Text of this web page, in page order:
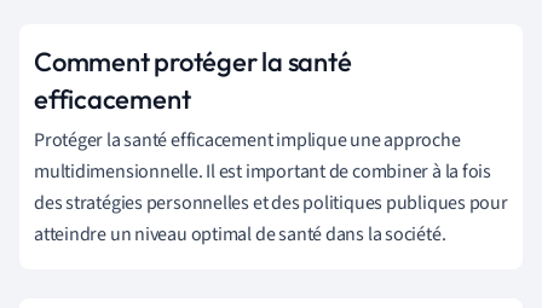
Comment protéger la santé
efficacement
Protéger la santé efficacement implique une approche
multidimensionnelle. Il est important de combiner à la fois
des stratégies personnelles et des politiques publiques pour
atteindre un niveau optimal de santé dans la société.